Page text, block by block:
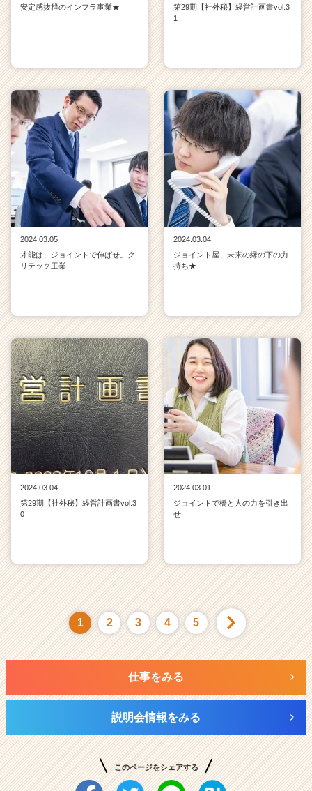
安定感抜群のインフラ事業★
第29期【社外秘】経営計画書vol.3
1
2024.03.05
才能は、ジョイントで伸ばせ。ク
リテック工業
2024.03.04
ジョイント屋、未来の縁の下の力
持ち★
2024.03.04
第29期【社外秘】経営計画書vol.3
0
2024.03.01
ジョイントで橋と人の力を引き出
せ
1 2 3 4 5
仕事をみる
説明会情報をみる
このページをシェアする